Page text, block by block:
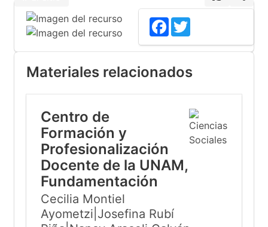
Facebook
Materiales relacionados
Centro de
Formación y
Profesionalización
Docente de la UNAM,
Fundamentación
Cecilia Montiel
Ayometzi|Josefina Rubí